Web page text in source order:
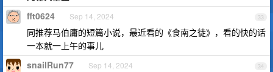
33
fft0624 Sep 14, 2024
同推荐马伯庸的短篇小说，最近看的《食南之徒》，看的快的话
一本就一上午的事儿
34
snailRun77 Sep 14, 2024